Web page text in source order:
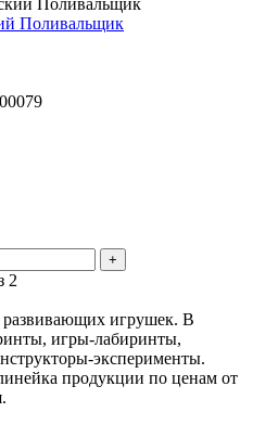
Поливальщик
+
2
игрушек. В
игры-лабиринты,
эксперименты.
продукции по ценам от